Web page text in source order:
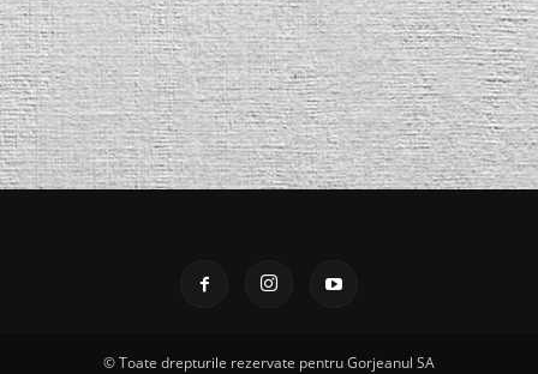
© Toate drepturile rezervate pentru Gorjeanul SA